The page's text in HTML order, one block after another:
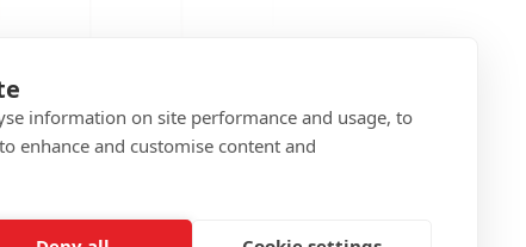
information on site performance and usage, to
enhance and customise content and